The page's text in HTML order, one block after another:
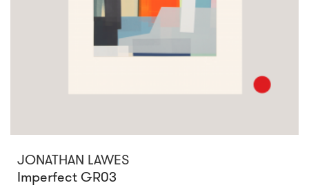
JONATHAN LAWES
Imperfect GR03